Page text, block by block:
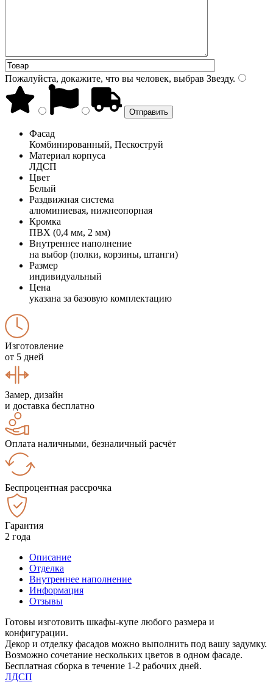
Пожалуйста, докажите, что вы человек, выбрав Звезду.
Фасад
Комбинированный, Пескоструй
Материал корпуса
ЛДСП
Цвет
Белый
Раздвижная система
алюминиевая, нижнеопорная
Кромка
ПВХ (0,4 мм, 2 мм)
Внутреннее наполнение
на выбор (полки, корзины, штанги)
Размер
индивидуальный
Цена
указана за базовую комплектацию
Изготовление
от 5 дней
Замер, дизайн
и доставка бесплатно
Оплата наличными, безналичный расчёт
Беспроцентная рассрочка
Гарантия
2 года
Описание
Отделка
Внутреннее наполнение
Информация
Отзывы
Готовы изготовить шкафы-купе любого размера и
конфигурации.
Декор и отделку фасадов можно выполнить под вашу задумку.
Возможно сочетание нескольких цветов в одном фасаде.
Бесплатная сборка в течение 1-2 рабочих дней.
ЛДСП